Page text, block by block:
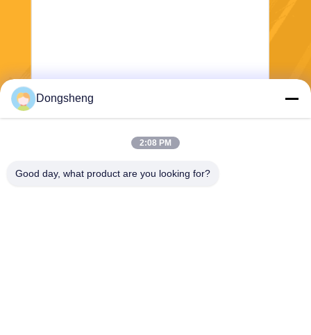
Stuur
Dongsheng
2:08 PM
Good day, what product are you looking for?